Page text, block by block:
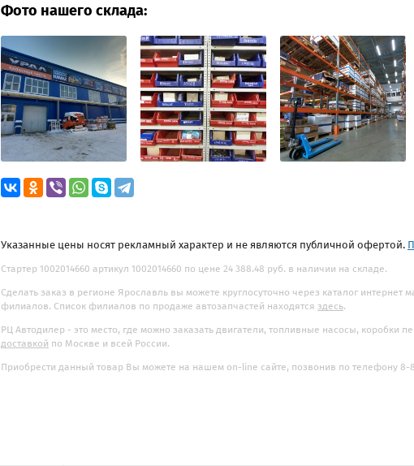
Фото нашего склада:
Указанные цены носят рекламный характер и не являются публичной офертой.
Стартер 1002014660 артикул 1002014660 по цене 24 388.48 руб. в наличии на складе.
Сделать заказ в регионе Ярославль вы можете круглосуточно через каталог
филиалов. Список филиалов по продаже автозапчастей находятся здесь.
РЦ Автодилер - это место, где можно заказать двигатели, топливные насосы, коробки
доставкой по Москве и всей России.
Приобрести данный товар Вы можете на нашем on-line сайте, позвонив по телефону 8-